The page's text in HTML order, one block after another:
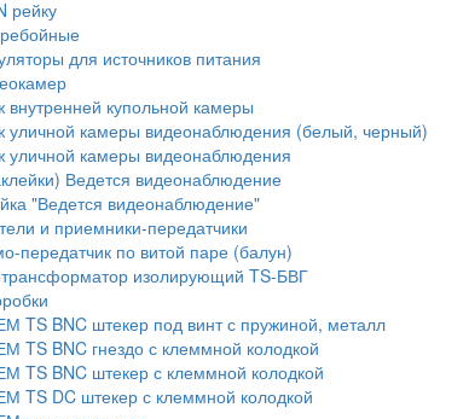
рейку
для источников питания
внутренней купольной камеры
уличной камеры видеонаблюдения (белый, черный)
уличной камеры видеонаблюдения
Ведется видеонаблюдение
"Ведется видеонаблюдение"
и приемники-передатчики
передатчик по витой паре (балун)
изолирующий TS-БВГ
TS BNC штекер под винт с пружиной, металл
TS BNC гнездо с клеммной колодкой
TS BNC штекер с клеммной колодкой
TS DC штекер с клеммной колодкой